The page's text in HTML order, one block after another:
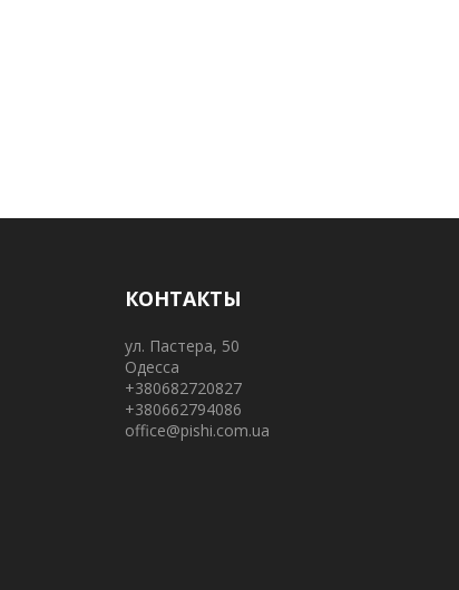
КОНТАКТЫ
ул. Пастера, 50
Одесса
+380682720827
+380662794086
office@pishi.com.ua